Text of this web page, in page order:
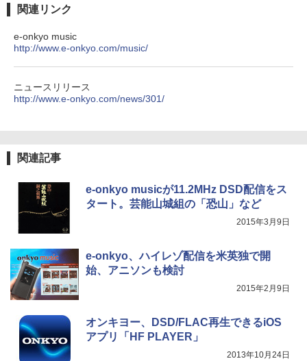
関連リンク
e-onkyo music
http://www.e-onkyo.com/music/
ニュースリリース
http://www.e-onkyo.com/news/301/
関連記事
e-onkyo musicが11.2MHz DSD配信をス
タート。芸能山城組の「恐山」など
2015年3月9日
e-onkyo、ハイレゾ配信を米英独で開
始、アニソンも検討
2015年2月9日
オンキヨー、DSD/FLAC再生できるiOS
アプリ「HF PLAYER」
2013年10月24日